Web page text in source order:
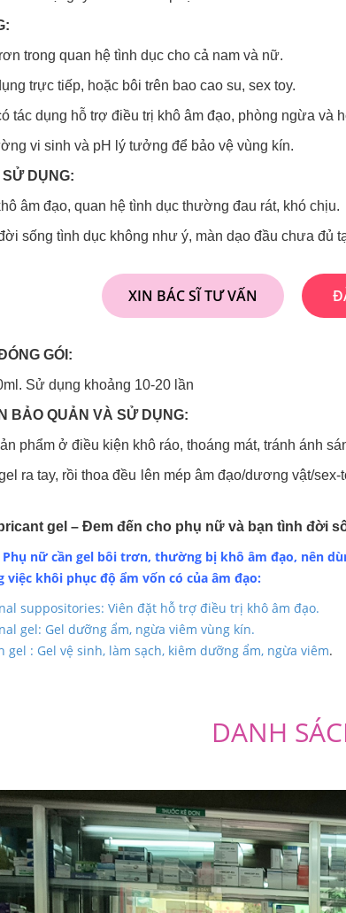
trong quan hệ tình dục cho cả nam và nữ.
trực tiếp, hoặc bôi trên bao cao su, sex toy.
tác dụng hỗ trợ điều trị khô âm đạo, phòng ngừa và
vi sinh và pH lý tưởng để bảo vệ vùng kín.
DỤNG:
âm đạo, quan hệ tình dục thường đau rát, khó chịu.
sống tình dục không như ý, màn dạo đầu chưa đủ
XIN BÁC SĨ TƯ VẤN
GÓI:
Sử dụng khoảng 10-20 lần
BẢO QUẢN VÀ SỬ DỤNG:
phẩm ở điều kiện khô ráo, thoáng mát, tránh ánh
ra tay, rồi thoa đều lên mép âm đạo/dương vật/
gel – Đem đến cho phụ nữ và bạn tình đời
nữ cần gel bôi trơn, thường bị khô âm đạo, nên
việc khôi phục độ ẩm vốn có của âm đạo:
suppositories: Viên đặt hỗ trợ điều trị khô âm đạo.
gel: Gel dưỡng ẩm, ngừa viêm vùng kín.
gel : Gel vệ sinh, làm sạch, kiêm dưỡng ẩm, ngừa viêm.
DANH